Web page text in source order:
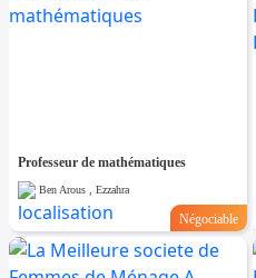
Professeur de mathématiques
Ben Arous , Ezzahra
Négociable